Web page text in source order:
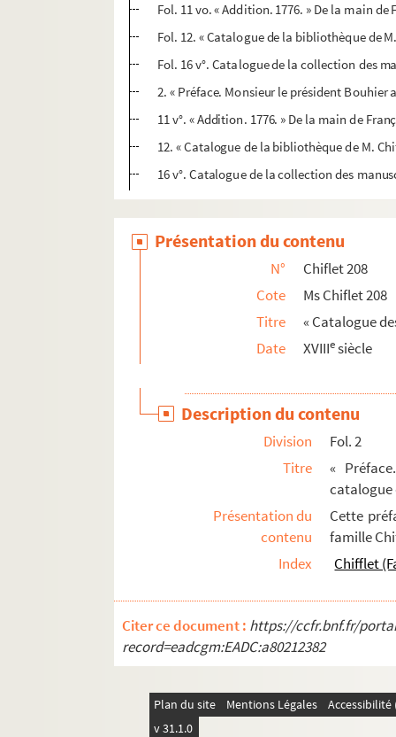
Fol. 11 vo. « Addition. 1776. » De la main
Fol. 12. « Catalogue de la bibliothèque de
Fol. 16 v°. Catalogue de la collection des
2. « Préface. Monsieur le président
11 v°. « Addition. 1776. » De la main de
12. « Catalogue de la bibliothèque de M.
16 v°. Catalogue de la collection des
Présentation du contenu
N°
Chiflet 208
Cote
Ms Chiflet 208
Titre
« Catalogue
Date
XVIIIesiècle
Description du contenu
Division
Fol. 2
Titre
«
catalogue
Présentation du
contenu
Cette
famille
Index
Chifflet
Citer ce document : https://ccfr.bnf.fr/
record=eadcgm:EADC:a80212382
Plan du site Mentions Légales
v 31.1.0